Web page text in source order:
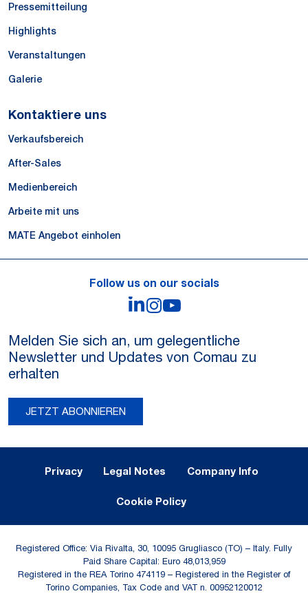
Pressemitteilung
Highlights
Veranstaltungen
Galerie
Kontaktiere uns
Verkaufsbereich
After-Sales
Medienbereich
Arbeite mit uns
MATE Angebot einholen
Follow us on our socials
LinkedIn
Instagram
Melden Sie sich an, um gelegentliche
Newsletter und Updates von Comau zu
erhalten
JETZT ABONNIEREN
Privacy Legal Notes Company Info
Cookie Policy
Registered Office: Via Rivalta, 30, 10095 Grugliasco (TO) – Italy. Fully
Paid Share Capital: Euro 48,013,959
Registered in the REA Torino 474119 – Registered in the Register of
Torino Companies, Tax Code and VAT n. 00952120012